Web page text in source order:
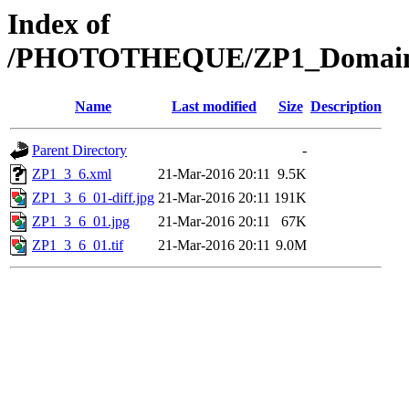
Index of
/PHOTOTHEQUE/
Name Last modified Size Description
Parent Directory
-
ZP1_3_6.xml
21-Mar-2016 20:11 9.5K
ZP1_3_6_01-diff.jpg 21-Mar-2016 20:11 191K
ZP1_3_6_01.jpg
21-Mar-2016 20:11
67K
ZP1_3_6_01.tif
21-Mar-2016 20:11 9.0M